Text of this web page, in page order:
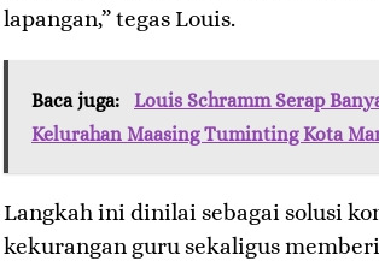
lapangan,” tegas Louis.
Baca juga:
Louis Schramm Serap
Kelurahan Maasing Tuminting Kota
​Langkah ini dinilai sebagai solusi
kekurangan guru sekaligus